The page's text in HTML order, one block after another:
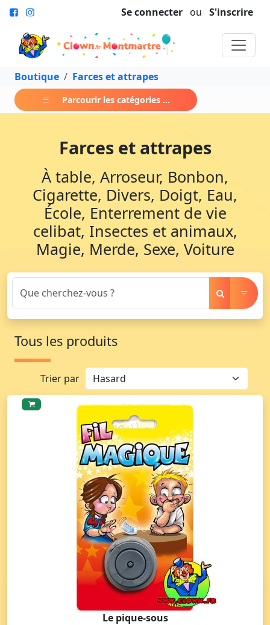
Se connecter ou S'inscrire
Boutique Farces et attrapes
Parcourir les catégories ...
Farces et attrapes
À table, Arroseur, Bonbon,
Cigarette, Divers, Doigt, Eau,
École, Enterrement de vie
celibat, Insectes et animaux,
Magie, Merde, Sexe, Voiture
Tous les produits
Trier par
Le pique-sous